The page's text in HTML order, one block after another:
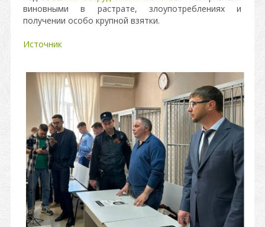
виновными в растрате, злоупотреблениях и
получении особо крупной взятки.
Источник